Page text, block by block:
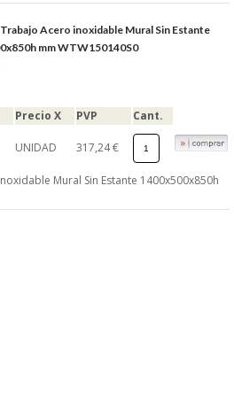
Acero inoxidable Mural Sin Estante
mm WTW150140S0
Precio X PVP Cant.
UNIDAD 317,24 €
Mural Sin Estante 1400x500x850h